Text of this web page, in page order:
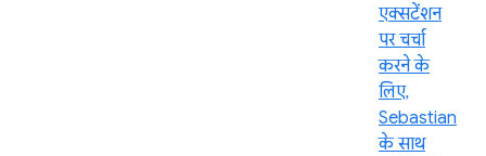
एक्सटेंशन
पर चर्चा
करने के
लिए,
Sebastian
के साथ